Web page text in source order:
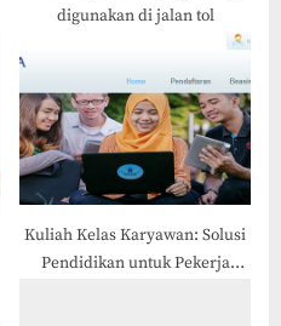
digunakan di jalan tol
Kuliah Kelas Karyawan: Solusi
Pendidikan untuk Pekerja